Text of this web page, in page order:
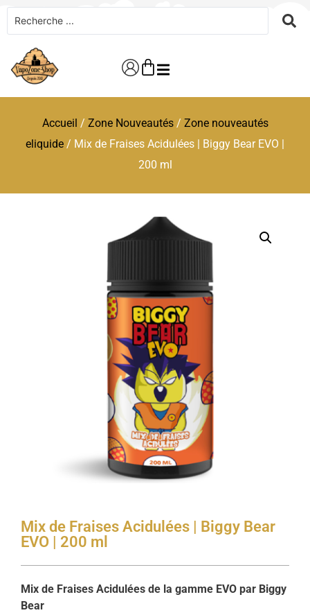
Accueil / Zone Nouveautés/ Zone nouveautés
eliquide / Mix de Fraises Acidulées | Biggy Bear EVO |
200 ml
Mix de Fraises Acidulées | Biggy Bear
EVO | 200 ml
Mix de Fraises Acidulées de la gamme EVO par Biggy
Bear